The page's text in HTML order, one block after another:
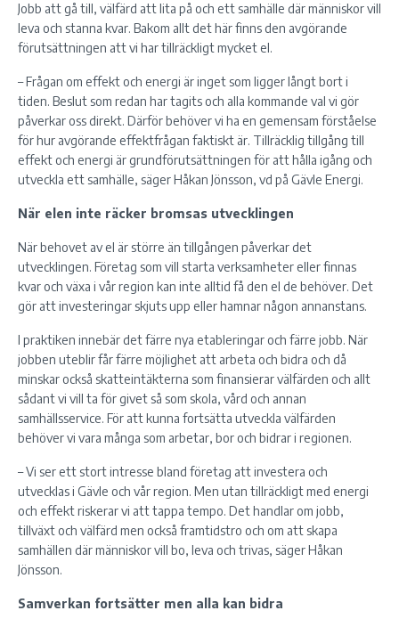
Jobb att gå till, välfärd att lita på och ett samhälle där människor vill
leva och stanna kvar. Bakom allt det här finns den avgörande
förutsättningen att vi har tillräckligt mycket el.
– Frågan om effekt och energi är inget som ligger långt bort i
tiden. Beslut som redan har tagits och alla kommande val vi gör
påverkar oss direkt. Därför behöver vi ha en gemensam förståelse
för hur avgörande effektfrågan faktiskt är. Tillräcklig tillgång till
effekt och energi är grundförutsättningen för att hålla igång och
utveckla ett samhälle, säger Håkan Jönsson, vd på Gävle Energi.
När elen inte räcker bromsas utvecklingen
När behovet av el är större än tillgången påverkar det
utvecklingen. Företag som vill starta verksamheter eller finnas
kvar och växa i vår region kan inte alltid få den el de behöver. Det
gör att investeringar skjuts upp eller hamnar någon annanstans.
I praktiken innebär det färre nya etableringar och färre jobb. När
jobben uteblir får färre möjlighet att arbeta och bidra och då
minskar också skatteintäkterna som finansierar välfärden och allt
sådant vi vill ta för givet så som skola, vård och annan
samhällsservice. För att kunna fortsätta utveckla välfärden
behöver vi vara många som arbetar, bor och bidrar i regionen.
– Vi ser ett stort intresse bland företag att investera och
utvecklas i Gävle och vår region. Men utan tillräckligt med energi
och effekt riskerar vi att tappa tempo. Det handlar om jobb,
tillväxt och välfärd men också framtidstro och om att skapa
samhällen där människor vill bo, leva och trivas, säger Håkan
Jönsson.
Samverkan fortsätter men alla kan bidra